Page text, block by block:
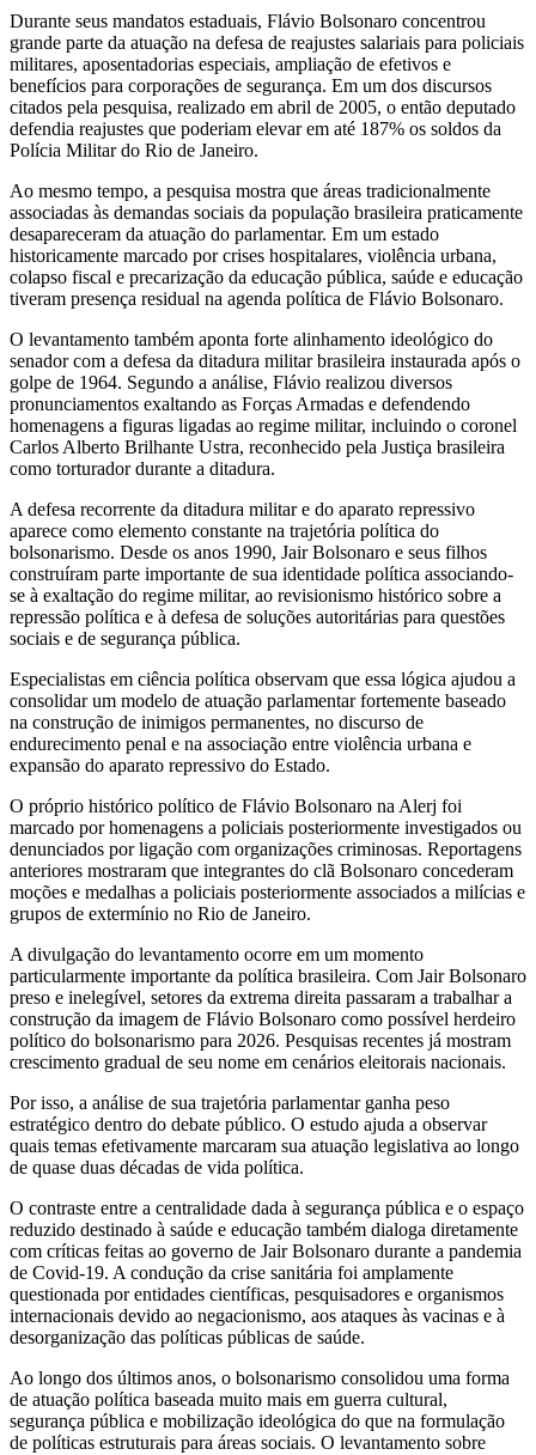
Durante seus mandatos estaduais, Flávio Bolsonaro concentrou
grande parte da atuação na defesa de reajustes salariais para policiais
militares, aposentadorias especiais, ampliação de efetivos e
benefícios para corporações de segurança. Em um dos discursos
citados pela pesquisa, realizado em abril de 2005, o então deputado
defendia reajustes que poderiam elevar em até 187% os soldos da
Polícia Militar do Rio de Janeiro.
Ao mesmo tempo, a pesquisa mostra que áreas tradicionalmente
associadas às demandas sociais da população brasileira praticamente
desapareceram da atuação do parlamentar. Em um estado
historicamente marcado por crises hospitalares, violência urbana,
colapso fiscal e precarização da educação pública, saúde e educação
tiveram presença residual na agenda política de Flávio Bolsonaro.
O levantamento também aponta forte alinhamento ideológico do
senador com a defesa da ditadura militar brasileira instaurada após o
golpe de 1964. Segundo a análise, Flávio realizou diversos
pronunciamentos exaltando as Forças Armadas e defendendo
homenagens a figuras ligadas ao regime militar, incluindo o coronel
Carlos Alberto Brilhante Ustra, reconhecido pela Justiça brasileira
como torturador durante a ditadura.
A defesa recorrente da ditadura militar e do aparato repressivo
aparece como elemento constante na trajetória política do
bolsonarismo. Desde os anos 1990, Jair Bolsonaro e seus filhos
construíram parte importante de sua identidade política associando-
se à exaltação do regime militar, ao revisionismo histórico sobre a
repressão política e à defesa de soluções autoritárias para questões
sociais e de segurança pública.
Especialistas em ciência política observam que essa lógica ajudou a
consolidar um modelo de atuação parlamentar fortemente baseado
na construção de inimigos permanentes, no discurso de
endurecimento penal e na associação entre violência urbana e
expansão do aparato repressivo do Estado.
O próprio histórico político de Flávio Bolsonaro na Alerj foi
marcado por homenagens a policiais posteriormente investigados ou
denunciados por ligação com organizações criminosas. Reportagens
anteriores mostraram que integrantes do clã Bolsonaro concederam
moções e medalhas a policiais posteriormente associados a milícias e
grupos de extermínio no Rio de Janeiro.
A divulgação do levantamento ocorre em um momento
particularmente importante da política brasileira. Com Jair Bolsonaro
preso e inelegível, setores da extrema direita passaram a trabalhar a
construção da imagem de Flávio Bolsonaro como possível herdeiro
político do bolsonarismo para 2026. Pesquisas recentes já mostram
crescimento gradual de seu nome em cenários eleitorais nacionais.
Por isso, a análise de sua trajetória parlamentar ganha peso
estratégico dentro do debate público. O estudo ajuda a observar
quais temas efetivamente marcaram sua atuação legislativa ao longo
de quase duas décadas de vida política.
O contraste entre a centralidade dada à segurança pública e o espaço
reduzido destinado à saúde e educação também dialoga diretamente
com críticas feitas ao governo de Jair Bolsonaro durante a pandemia
de Covid-19. A condução da crise sanitária foi amplamente
questionada por entidades científicas, pesquisadores e organismos
internacionais devido ao negacionismo, aos ataques às vacinas e à
desorganização das políticas públicas de saúde.
Ao longo dos últimos anos, o bolsonarismo consolidou uma forma
de atuação política baseada muito mais em guerra cultural,
segurança pública e mobilização ideológica do que na formulação
de políticas estruturais para áreas sociais. O levantamento sobre